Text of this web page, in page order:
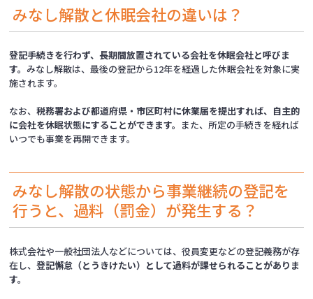
みなし解散と休眠会社の違いは？
登記手続きを行わず、長期間放置されている会社を休眠会社と呼びま
す。 みなし解散は、最後の登記から12年を経過した休眠会社を対象に実
施されます。
なお、税務署および都道府県・市区町村に休業届を提出すれば、自主的
に会社を休眠状態にすることができます。 また、所定の手続きを経れば
いつでも事業を再開できます。
みなし解散の状態から事業継続の登記を
行うと、過料（罰金）が発生する？
株式会社や一般社団法人などについては、役員変更などの登記義務が存
在し、登記懈怠（とうきけたい）として過料が課せられることがありま
す。